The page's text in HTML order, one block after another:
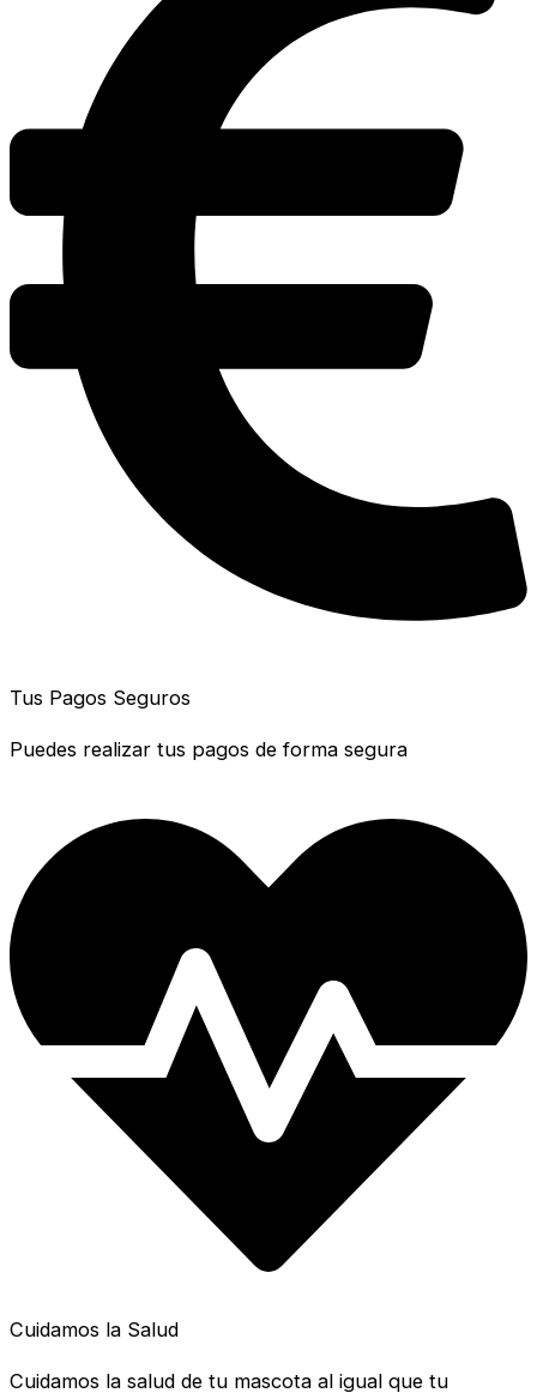
Tus Pagos Seguros
Puedes realizar tus pagos de forma segura
Cuidamos la Salud
Cuidamos la salud de tu mascota al igual que tu